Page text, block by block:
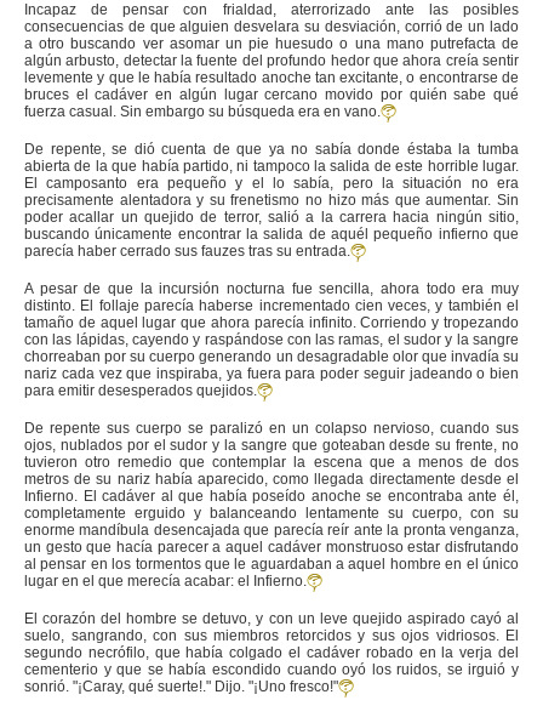
Incapaz de pensar con frialdad, aterrorizado ante las posibles
consecuencias de que alguien desvelara su desviación, corrió de un lado
a otro buscando ver asomar un pie huesudo o una mano putrefacta de
algún arbusto, detectar la fuente del profundo hedor que ahora creía sentir
levemente y que le había resultado anoche tan excitante, o encontrarse de
bruces el cadáver en algún lugar cercano movido por quién sabe qué
fuerza casual. Sin embargo su búsqueda era en vano.
De repente, se dió cuenta de que ya no sabía donde éstaba la tumba
abierta de la que había partido, ni tampoco la salida de este horrible lugar.
El camposanto era pequeño y el lo sabía, pero la situación no era
precisamente alentadora y su frenetismo no hizo más que aumentar. Sin
poder acallar un quejido de terror, salió a la carrera hacia ningún sitio,
buscando únicamente encontrar la salida de aquél pequeño infierno que
parecía haber cerrado sus fauzes tras su entrada.
A pesar de que la incursión nocturna fue sencilla, ahora todo era muy
distinto. El follaje parecía haberse incrementado cien veces, y también el
tamaño de aquel lugar que ahora parecía infinito. Corriendo y tropezando
con las lápidas, cayendo y raspándose con las ramas, el sudor y la sangre
chorreaban por su cuerpo generando un desagradable olor que invadía su
nariz cada vez que inspiraba, ya fuera para poder seguir jadeando o bien
para emitir desesperados quejidos.
De repente sus cuerpo se paralizó en un colapso nervioso, cuando sus
ojos, nublados por el sudor y la sangre que goteaban desde su frente, no
tuvieron otro remedio que contemplar la escena que a menos de dos
metros de su nariz había aparecido, como llegada directamente desde el
Infierno. El cadáver al que había poseído anoche se encontraba ante él,
completamente erguido y balanceando lentamente su cuerpo, con su
enorme mandíbula desencajada que parecía reír ante la pronta venganza,
un gesto que hacía parecer a aquel cadáver monstruoso estar disfrutando
al pensar en los tormentos que le aguardaban a aquel hombre en el único
lugar en el que merecía acabar: el Infierno.
El corazón del hombre se detuvo, y con un leve quejido aspirado cayó al
suelo, sangrando, con sus miembros retorcidos y sus ojos vidriosos. El
segundo necrófilo, que había colgado el cadáver robado en la verja del
cementerio y que se había escondido cuando oyó los ruidos, se irguió y
sonrió. "¡Caray, qué suerte!." Dijo. "¡Uno fresco!"